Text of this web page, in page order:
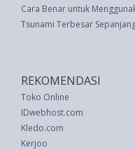
Cara Benar untuk
Tsunami Terbesar
REKOMENDASI
Toko Online
IDwebhost.com
Kledo.com
Kerjoo